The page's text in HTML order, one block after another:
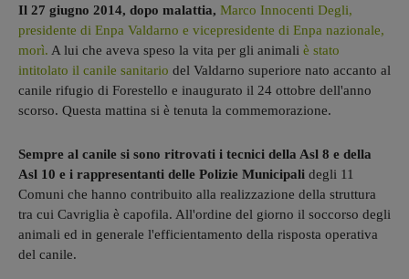
Il 27 giugno 2014, dopo malattia, Marco Innocenti Degli,
presidente di Enpa Valdarno e vicepresidente di Enpa nazionale,
morì. A lui che aveva speso la vita per gli animali è stato
intitolato il canile sanitario del Valdarno superiore nato accanto al
canile rifugio di Forestello e inaugurato il 24 ottobre dell'anno
scorso. Questa mattina si è tenuta la commemorazione.
Sempre al canile si sono ritrovati i tecnici della Asl 8 e della
Asl 10 e i rappresentanti delle Polizie Municipali degli 11
Comuni che hanno contribuito alla realizzazione della struttura
tra cui Cavriglia è capofila. All'ordine del giorno il soccorso degli
animali ed in generale l'efficientamento della risposta operativa
del canile.